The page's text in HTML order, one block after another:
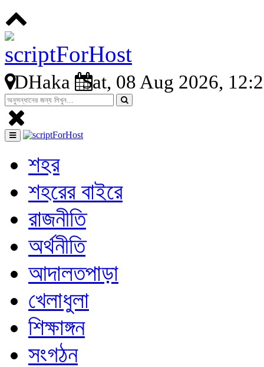
DHaka Sat, 08 Aug 2026,
শহর
শহরের বাইরে
রাজনীতি
অর্থনীতি
আদালতপাড়া
খেলাধুলা
শিক্ষাঙ্গন
সংগঠন